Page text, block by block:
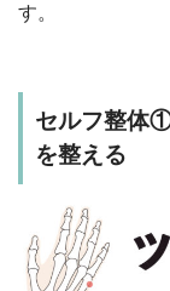
す。
セルフ整体
を整える